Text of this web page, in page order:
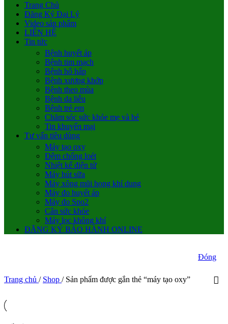
Trang Chủ
Đăng Ký Đại Lý
Video sản phẩm
LIÊN HỆ
Tin tức
Bệnh huyết áp
Bệnh tim mạch
Bệnh hô hấp
Bệnh xương khớp
Bệnh theo mùa
Bệnh da liễu
Bệnh trẻ em
Chăm sóc sức khỏe mẹ và bé
Tin khuyến mại
Tư vấn tiêu dùng
Máy tạo oxy
Đệm chống loét
Nhiệt kế điện tử
Máy hút sữa
Máy xông mũi họng khí dung
Máy đo huyết áp
Máy đo Spo2
Cân sức khỏe
Máy lọc không khí
ĐĂNG KÝ BẢO HÀNH ONLINE
Đóng
Trang chủ / Shop / Sản phẩm được gắn thẻ “máy tạo oxy”